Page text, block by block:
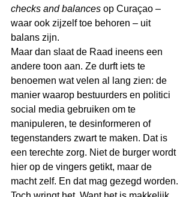
checks and balances op Curaçao –
waar ook zijzelf toe behoren – uit
balans zijn.
Maar dan slaat de Raad ineens een
andere toon aan. Ze durft iets te
benoemen wat velen al lang zien: de
manier waarop bestuurders en politici
social media gebruiken om te
manipuleren, te desinformeren of
tegenstanders zwart te maken. Dat is
een terechte zorg. Niet de burger wordt
hier op de vingers getikt, maar de
macht zelf. En dat mag gezegd worden.